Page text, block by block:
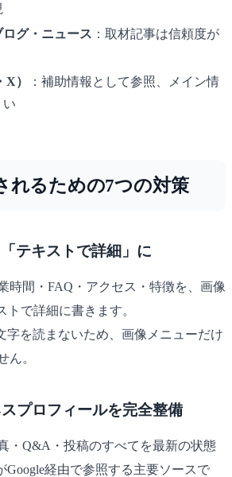
グ・ニュース ：取材記事は信頼度が
）
：補助情報として参照、メイン情
い
れるための7つの対策
テキストで詳細」に
時間・FAQ・アクセス・特徴を、画像
で詳細に書きます。
字を読まないため、画像メニューだけ
ん。
プロフィールを完全整備
・Q&A・投稿のすべてを最新の状態
Google経由で参照する主要ソースで